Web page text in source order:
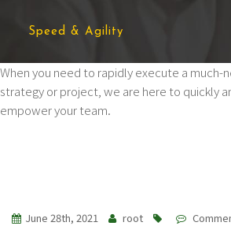
Speed & Agility
When you need to rapidly execute a much-
strategy or project, we are here to quickly
empower your team.
June 28th, 2021 root